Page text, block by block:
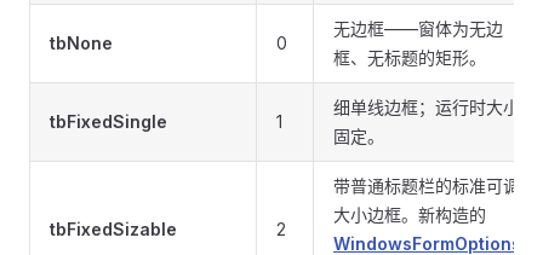
tbNone 0
无边框——窗体为无边
框、无标题的矩形。
tbFixedSingle 1
细单线边框；运行时大小
固定。
tbFixedSizable 2
带普通标题栏的标准可调
大小边框。新构造的
WindowsFormOptions